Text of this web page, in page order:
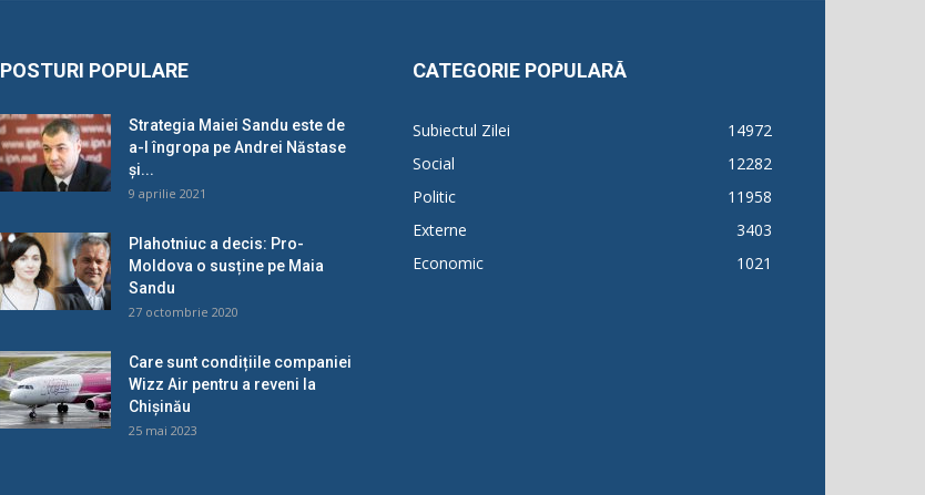
POSTURI POPULARE
Strategia Maiei Sandu este de
a-l îngropa pe Andrei Năstase
și...
9 aprilie 2021
Plahotniuc a decis: Pro-
Moldova o susține pe Maia
Sandu
27 octombrie 2020
Care sunt condițiile companiei
Wizz Air pentru a reveni la
Chișinău
25 mai 2023
CATEGORIE POPULARĂ
Subiectul Zilei
14972
Social
12282
Politic
11958
Externe
3403
Economic
1021